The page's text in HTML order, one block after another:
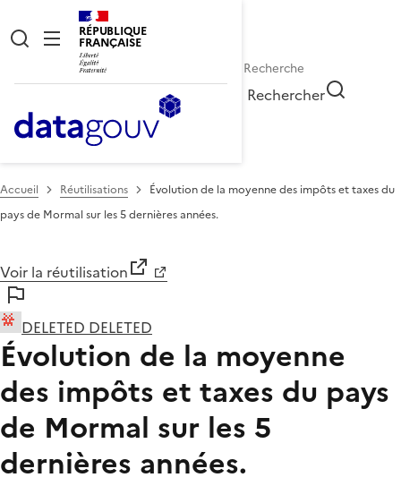
RÉPUBLIQUE
FRANÇAISE
Rechercher
Accueil Réutilisations
Évolution de la moyenne des impôts et taxes du
pays de Mormal sur les 5 dernières années.
Voir la réutilisation
DELETED DELETED
Évolution de la moyenne
des impôts et taxes du pays
de Mormal sur les 5
dernières années.